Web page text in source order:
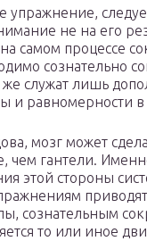
упражнение,
не на его
самом процессе
сознательно
служат лишь
и равномерности
мозг может
чем гантели.
этой стороны
сознательным
то или иное